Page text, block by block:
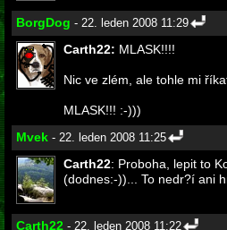
BorgDog - 22. leden 2008 11:29
Carth22: MLASK!!!!
Nic ve zlém, ale tohle mi
MLASK!!! :-)))
Mvek - 22. leden 2008 11:25
Carth22: Proboha, lepit to
(dodnes:-))... To nedr?í ani
Carth22 - 22. leden 2008 11:22